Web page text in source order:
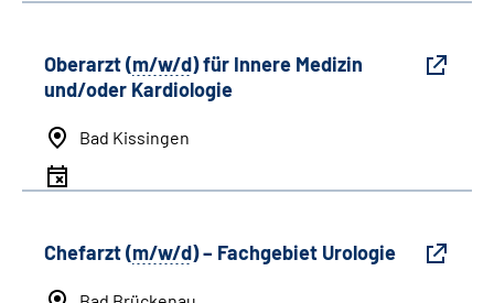
Oberarzt (m/w/d) für Innere Medizin
und/oder Kardiologie
Bad Kissingen
Chefarzt (m/w/d) – Fachgebiet Urologie